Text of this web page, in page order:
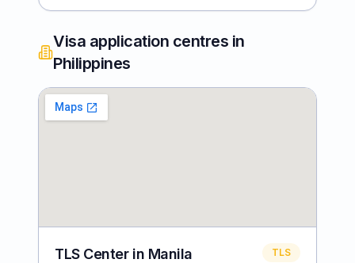
Visa application centres in
Philippines
TLS Center in Manila TLS